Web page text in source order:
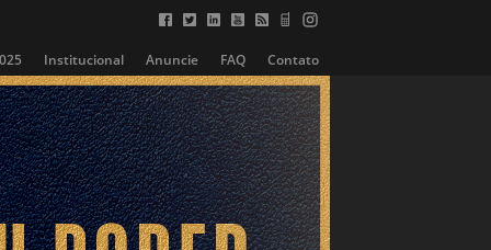
Institucional Anuncie FAQ Contato